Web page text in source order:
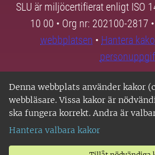
Denna webbplats använder kakor
webbläsare. Vissa kakor är
ska fungera korrekt. Andra är
Hantera valbara kakor
SLU är miljöcertifierat enligt ISO
10 00 • Org nr: 202100-2817 •
webbplatsen • Hantera